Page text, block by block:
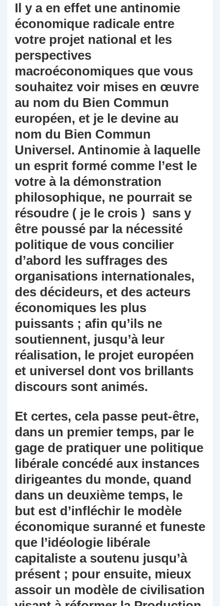
Il y a en effet une antinomie
économique radicale entre
votre projet national et les
perspectives
macroéconomiques que vous
souhaitez voir mises en œuvre
au nom du Bien Commun
européen, et je le devine au
nom du Bien Commun
Universel. Antinomie à laquelle
un esprit formé comme l’est le
votre à la démonstration
philosophique, ne pourrait se
résoudre ( je le crois ) sans y
être poussé par la nécessité
politique de vous concilier
d’abord les suffrages des
organisations internationales,
des décideurs, et des acteurs
économiques les plus
puissants ; afin qu’ils ne
soutiennent, jusqu’à leur
réalisation, le projet européen
et universel dont vos brillants
discours sont animés.
Et certes, cela passe peut-être,
dans un premier temps, par le
gage de pratiquer une politique
libérale concédé aux instances
dirigeantes du monde, quand
dans un deuxième temps, le
but est d’infléchir le modèle
économique suranné et funeste
que l’idéologie libérale
capitaliste a soutenu jusqu’à
présent ; pour ensuite, mieux
assoir un modèle de civilisation